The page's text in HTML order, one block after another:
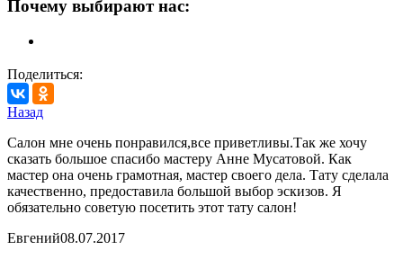
Почему выбирают нас:
Поделиться:
Назад
Салон мне очень понравился,все приветливы.Так же хочу
сказать большое спасибо мастеру Анне Мусатовой. Как
мастер она очень грамотная, мастер своего дела. Тату сделала
качественно, предоставила большой выбор эскизов. Я
обязательно советую посетить этот тату салон!
Евгений08.07.2017